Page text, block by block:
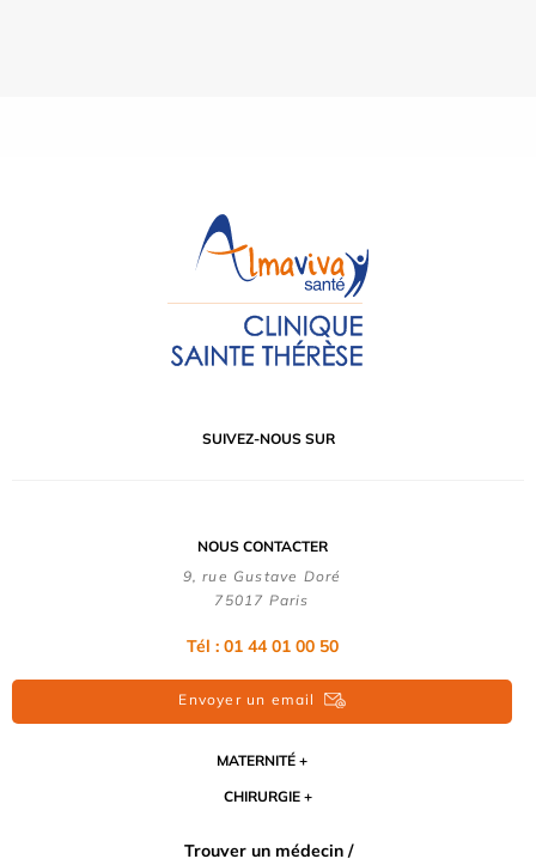
SUIVEZ-NOUS SUR
NOUS CONTACTER
9, rue Gustave Doré
75017 Paris
Tél : 01 44 01 00 50
Envoyer un email
MATERNITÉ
CHIRURGIE
Trouver un médecin /